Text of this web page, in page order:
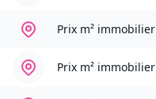
Prix m² immobilier
Prix m² immobilier